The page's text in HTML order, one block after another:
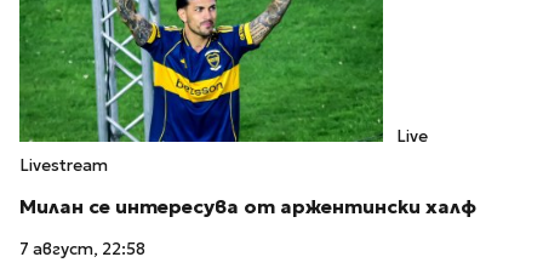
Live
Livestream
Милан се интересува от аржентински халф
7 август, 22:58